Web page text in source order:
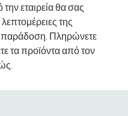
εταιρεία θα σας
λεπτομέρειες της
παράδοση. Πληρώνετε
τα προϊόντα από τον